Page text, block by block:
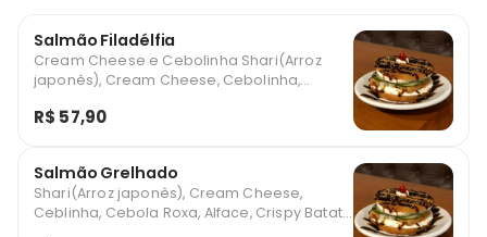
Salmão Filadélfia
Cream Cheese e Cebolinha Shari(Arroz
japonês), Cream Cheese, Cebolinha,
Gergelim, Teriyaki
R$ 57,90
Salmão Grelhado
Shari(Arroz japonês), Cream Cheese,
Ceblinha, Cebola Roxa, Alface, Crispy Batata